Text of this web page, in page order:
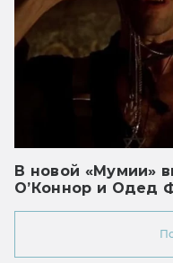
В новой «Мумии»
О’Коннор и Одед